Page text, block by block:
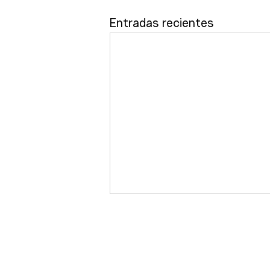
Entradas recientes